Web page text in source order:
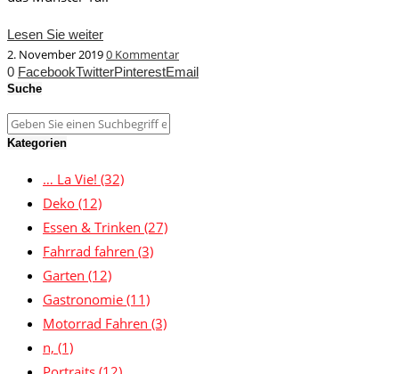
Lesen Sie weiter
2. November 20190 Kommentar
0 FacebookTwitterPinterestEmail
Suche
Kategorien
… La Vie! (32)
Deko (12)
Essen & Trinken (27)
Fahrrad fahren (3)
Garten (12)
Gastronomie (11)
Motorrad Fahren (3)
n, (1)